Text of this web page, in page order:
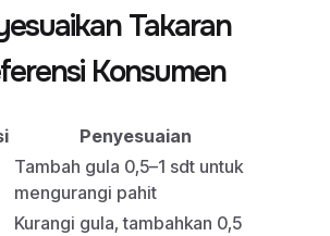
Takaran
Konsumen
Penyesuaian
Tambah gula 0,5–1 sdt untuk
mengurangi pahit
Kurangi gula, tambahkan 0,5